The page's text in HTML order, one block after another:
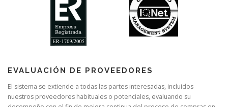
EVALUACIÓN DE PROVEEDORES
El sistema se extiende a todas las partes interesadas, incluidos
nuestros proveedores habituales o potenciales, evaluando su